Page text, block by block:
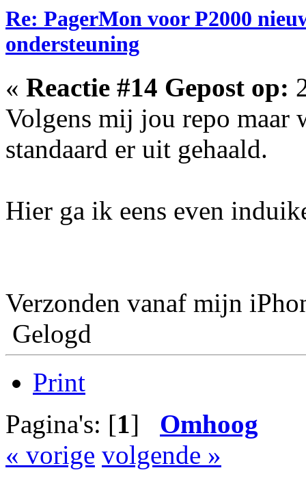
Re: PagerMon voor P2000
ondersteuning
« Reactie #14 Gepost op:
Volgens mij jou repo maar
standaard er uit gehaald.
Hier ga ik eens even
Verzonden vanaf mijn
Gelogd
Print
Pagina's: [1] Omhoog
« vorige volgende »